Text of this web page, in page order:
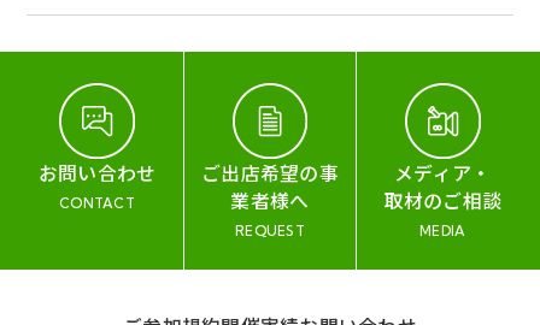
お問い合わせ
CONTACT
ご出店希望の事
業者様へ
REQUEST
メディア・
取材のご相談
MEDIA